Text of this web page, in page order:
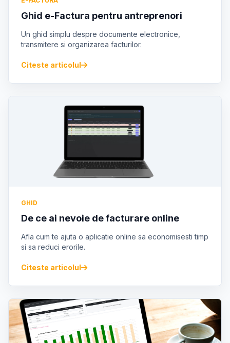
Ghid e-Factura pentru antreprenori
Un ghid simplu despre documente electronice,
transmitere si organizarea facturilor.
Citeste articolul
GHID
De ce ai nevoie de facturare online
Afla cum te ajuta o aplicatie online sa economisesti timp
si sa reduci erorile.
Citeste articolul